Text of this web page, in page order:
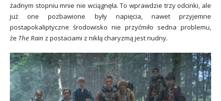
żadnym stopniu mnie nie wciągnęła. To wprawdzie trzy odcinki, ale
już one pozbawione były napięcia, nawet przyjemne
postapokaliptyczne środowisko nie przyćmiło sedna problemu,
że The Rain z postaciami z nikłą charyzmą jest nudny.